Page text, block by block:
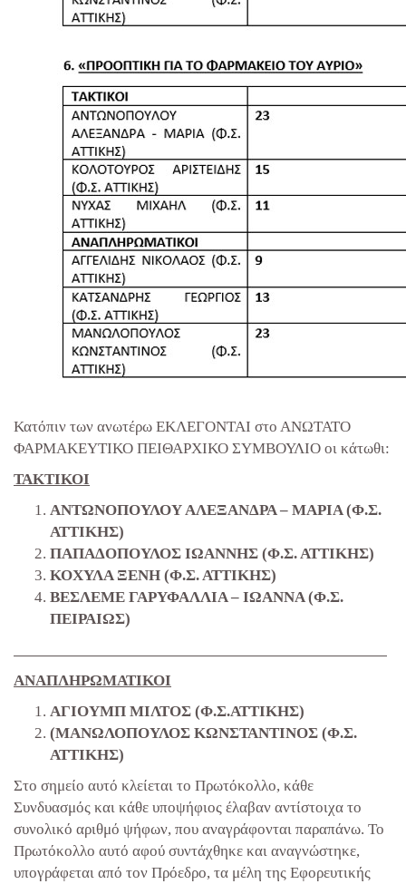
Κατόπιν των ανωτέρω ΕΚΛΕΓΟΝΤΑΙ στο ΑΝΩΤΑΤΟ
ΦΑΡΜΑΚΕΥΤΙΚΟ ΠΕΙΘΑΡΧΙΚΟ ΣΥΜΒΟΥΛΙΟ οι κάτωθι:
ΤΑΚΤΙΚΟΙ
ΑΝΤΩΝΟΠΟΥΛΟΥ ΑΛΕΞΑΝΔΡΑ – ΜΑΡΙΑ (Φ.Σ.
ΑΤΤΙΚΗΣ)
ΠΑΠΑΔΟΠΟΥΛΟΣ ΙΩΑΝΝΗΣ (Φ.Σ. ΑΤΤΙΚΗΣ)
ΚΟΧΥΛΑ ΞΕΝΗ (Φ.Σ. ΑΤΤΙΚΗΣ)
ΒΕΣΛΕΜΕ ΓΑΡΥΦΑΛΛΙΑ – ΙΩΑΝΝΑ (Φ.Σ.
ΠΕΙΡΑΙΩΣ)
ΑΝΑΠΛΗΡΩΜΑΤΙΚΟΙ
ΑΓΙΟΥΜΠ ΜΙΛΤΟΣ (Φ.Σ.ΑΤΤΙΚΗΣ)
(ΜΑΝΩΛΟΠΟΥΛΟΣ ΚΩΝΣΤΑΝΤΙΝΟΣ (Φ.Σ.
ΑΤΤΙΚΗΣ)
Στο σημείο αυτό κλείεται το Πρωτόκολλο, κάθε
Συνδυασμός και κάθε υποψήφιος έλαβαν αντίστοιχα το
συνολικό αριθμό ψήφων, που αναγράφονται παραπάνω. Το
Πρωτόκολλο αυτό αφού συντάχθηκε και αναγνώστηκε,
υπογράφεται από τον Πρόεδρο, τα μέλη της Εφορευτικής